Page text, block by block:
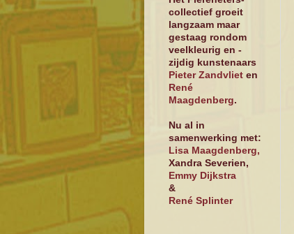
collectief groeit
langzaam maar
gestaag rondom
veelkleurig en -
zijdig kunstenaars
Pieter Zandvliet en
René
Maagdenberg.
Nu al in
samenwerking met:
Lisa Maagdenberg,
Xandra Severien,
Emmy Dijkstra
&
René Splinter